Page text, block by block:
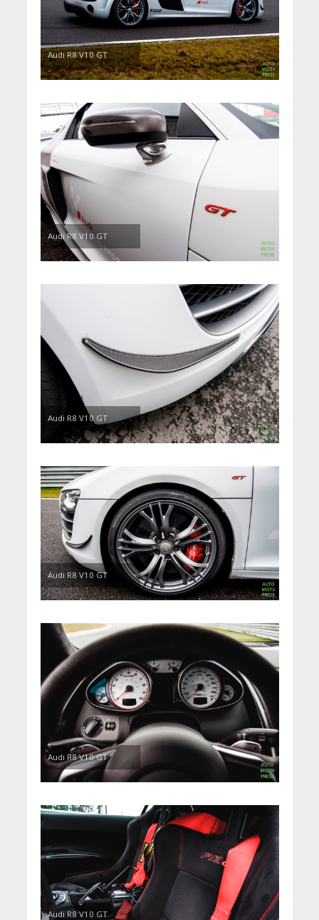
Audi R8 V10 GT
Audi R8 V10 GT
Audi R8 V10 GT
Audi R8 V10 GT
Audi R8 V10 GT
Audi R8 V10 GT